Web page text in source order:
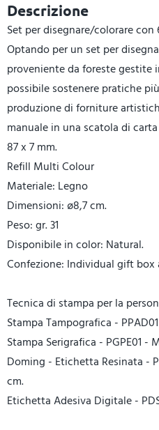
Descrizione
Set per disegnare/colorare
Optando per un set per
proveniente da foreste gestite
possibile sostenere pratiche
produzione di forniture
manuale in una scatola di
87 x 7 mm.
Refill Multi Colour
Materiale: Legno
Dimensioni: ø8,7 cm.
Peso: gr. 31
Disponibile in color: Natural.
Confezione: Individual gift box
Tecnica di stampa per la
Stampa Tampografica -
Stampa Serigrafica - PGPE01 -
Doming - Etichetta Resinata -
cm.
Etichetta Adesiva Digitale -